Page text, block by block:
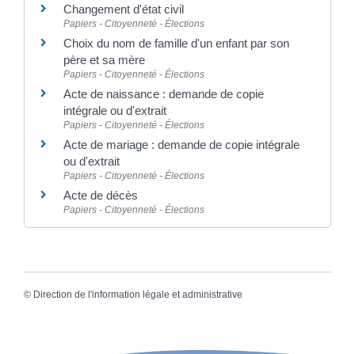
Changement d'état civil
Papiers - Citoyenneté - Élections
Choix du nom de famille d'un enfant par son
père et sa mère
Papiers - Citoyenneté - Élections
Acte de naissance : demande de copie
intégrale ou d'extrait
Papiers - Citoyenneté - Élections
Acte de mariage : demande de copie intégrale
ou d'extrait
Papiers - Citoyenneté - Élections
Acte de décès
Papiers - Citoyenneté - Élections
© Direction de l'information légale et administrative